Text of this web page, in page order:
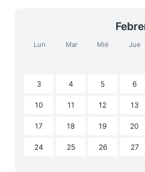
Lun Mar Mié Jue
3 4 5 6
10 11 12 13
17 18 19 20
24 25 26 27